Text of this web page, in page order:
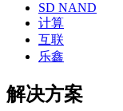
SD NAND
计算
互联
乐鑫
解决方案